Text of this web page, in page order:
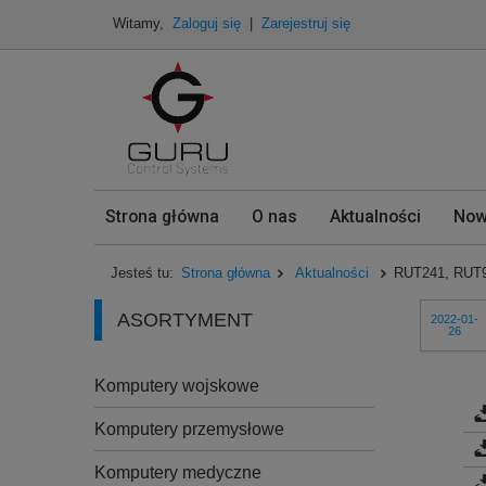
Witamy, Zaloguj się Zarejestruj się
Strona główna O nas Aktualności
Jesteś tu: Strona główna Aktualności RUT241,
ASORTYMENT
Komputery wojskowe
Komputery przemysłowe
Komputery medyczne
2022-01-
26